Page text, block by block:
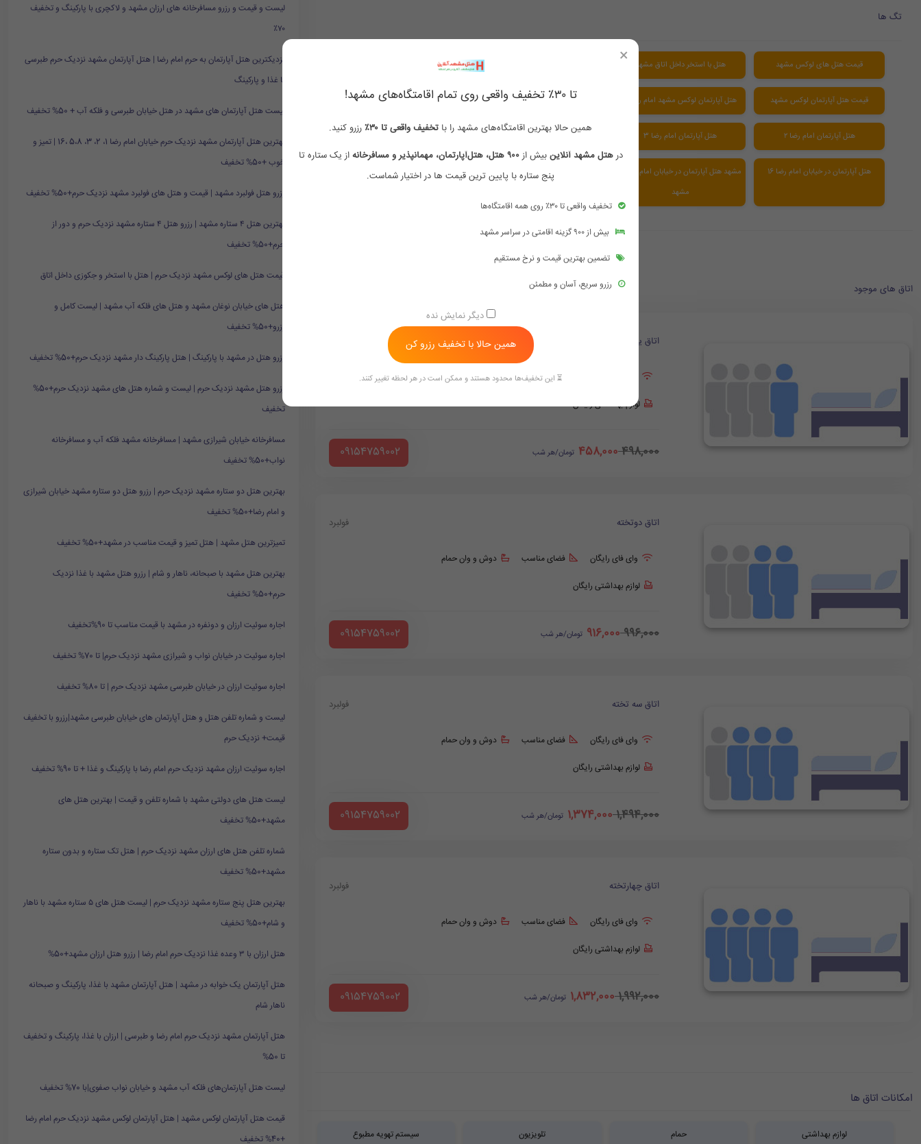
تگ ها
قیمت هتل های لوکس مشهد هتل با استخر داخل اتاق مشهد هتل های لوکس مشهد نزدیک حرم
قیمت هتل آپارتمان لوکس مشهد هتل آپارتمان لوکس مشهد امام رضا ۵ هتل آپارتمان لوکس مشهد نزدیک حرم هتل آپارتمان امام رضا ۱
هتل آپارتمان امام رضا ۲ هتل آپارتمان امام رضا 3 هتل آپارتمان امام رضا ۵ هتل آپارتمان امام رضا ۸
هتل آپارتمان در خیابان امام رضا 16
مشهد
اتاق های موجود
اتاق یک تخته
فضای مناسب دوش و وان حمام
لوازم بهداشتی رایگان
498,000
458,000 تومان/هر شب ‪ 09154759002
اتاق دوتخته فولبرد
وای فای رایگان فضای مناسب دوش و وان حمام
لوازم بهداشتی رایگان
996,000
916,000 تومان/هر شب ‪ 09154759002
اتاق سه تخته فولبرد
وای فای رایگان فضای مناسب دوش و وان حمام
لوازم بهداشتی رایگان
1,494,000
1,374,000 تومان/هر شب ‪ 09154759002
اتاق چهارتخته فولبرد
وای فای رایگان فضای مناسب دوش و وان حمام
لوازم بهداشتی رایگان
1,992,000
1,832,000 تومان/هر شب ‪ 09154759002
امکانات اتاق ها
لوازم بهداشتی حمام تلویزیون سیستم تهویه مطبوع
لیست و قیمت و رزرو مسافرخانه های ارزان مشهد و لاکچری با پارکینگ و تخفیف
۷۰٪
نزدیکترین هتل آپارتمان به حرم امام رضا | هتل آپارتمان مشهد نزدیک حرم طبرسی
با غذا و پارکینگ
لیست هتل آپارتمان های مشهد در هتل خیابان طبرسی و فلکه آب + 50% تخفیف
بهترین هتل آپارتمان مشهد نزدیک حرم خیابان امام رضا 1، 2، 3، 5،8 ،16 | تمیز و
خوب +50% تخفیف
رزرو هتل فولبرد مشهد | قیمت و هتل های فولبرد مشهد نزدیک حرم+50% تخفیف
بهترین هتل ۴ ستاره مشهد | رزرو هتل ۴ ستاره مشهد نزدیک حرم و دور از
حرم+50% تخفیف
قیمت هتل های لوکس مشهد نزدیک حرم | هتل با استخر و جکوزی داخل اتاق
هتل های خیابان نوغان مشهد و هتل های فلکه آب مشهد | لیست کامل و
رزرو+50% تخفیف
رزرو هتل در مشهد با پارکینگ | هتل پارکینگ دار مشهد نزدیک حرم+50% تخفیف
رزرو هتل مشهد نزدیک حرم | لیست و شماره هتل های مشهد نزدیک حرم+50%
تخفیف
مسافرخانه خیابان شیرازی مشهد | مسافرخانه مشهد فلکه آب و مسافرخانه
نواب+50% تخفیف
بهترین هتل دو ستاره مشهد نزدیک حرم | رزرو هتل دو ستاره مشهد خیابان شیرازی
و امام رضا+50% تخفیف
تمیزترین هتل مشهد | هتل تمیز و قیمت مناسب در مشهد+50% تخفیف
بهترین هتل مشهد با صبحانه، ناهار و شام | رزرو هتل مشهد با غذا نزدیک
حرم+50% تخفیف
اجاره سوئیت ارزان و دونفره در مشهد با قیمت مناسب تا 90%تخفیف
اجاره سوئیت در خیابان نواب و شیرازی مشهد نزدیک حرم| تا 70% تخفیف
اجاره سوئیت ارزان در خیابان طبرسی مشهد نزدیک حرم | تا 80% تخفیف
لیست و شماره تلفن هتل و هتل آپارتمان های خیابان طبرسی مشهد|رزرو با تخفیف
قیمت+ نزدیک حرم
اجاره سوئیت ارزان مشهد نزدیک حرم امام رضا با پارکینگ و غذا + تا 90% تخفیف
لیست هتل های دولتی مشهد با شماره تلفن و قیمت | بهترین هتل های
مشهد+50% تخفیف
شماره تلفن هتل های ارزان مشهد نزدیک حرم | هتل تک ستاره و بدون ستاره
مشهد+50% تخفیف
بهترین هتل پنج ستاره مشهد نزدیک حرم | لیست هتل های ۵ ستاره مشهد با ناهار
و شام+50% تخفیف
هتل ارزان با ۳ وعده غذا نزدیک حرم امام رضا | رزرو هتل ارزان مشهد+50%
هتل آپارتمان یک خوابه در مشهد | هتل آپارتمان مشهد با غذا، پارکینگ و صبحانه
ناهار شام
هتل آپارتمان مشهد نزدیک حرم امام رضا و طبرسی | ارزان با غذا، پارکینگ و تخفیف
تا 50%
لیست هتل آپارتمان‌های فلکه آب مشهد و خیابان نواب صفوی|با 70% تخفیف
قیمت هتل آپارتمان لوکس مشهد | هتل آپارتمان لوکس مشهد نزدیک حرم امام رضا
+40% تخفیف
×
تا ۳۰٪ تخفیف واقعی روی تمام اقامتگاه‌های مشهد!
همین حالا بهترین اقامتگاه‌های مشهد را با تخفیف واقعی تا ۳۰٪
رزرو کنید.
درهتل مشهد آنلاین بیش از۹۰۰ هتل، هتل‌آپارتمان، مهمانپذیر و مسافرخانه
از یک ستاره تا
پنج ستاره با پایین ترین قیمت ها در اختیار شماست.
تخفیف واقعی تا ۳۰٪ روی همه اقامتگاه‌ها
بیش از ۹۰۰ گزینه اقامتی در سراسر مشهد
تضمین بهترین قیمت و نرخ مستقیم
رزرو سریع، آسان و مطمئن
دیگر نمایش نده
همین حالا با تخفیف رزرو کن
⏳ این تخفیف‌ها محدود هستند و ممکن است در هر لحظه تغییر کنند.